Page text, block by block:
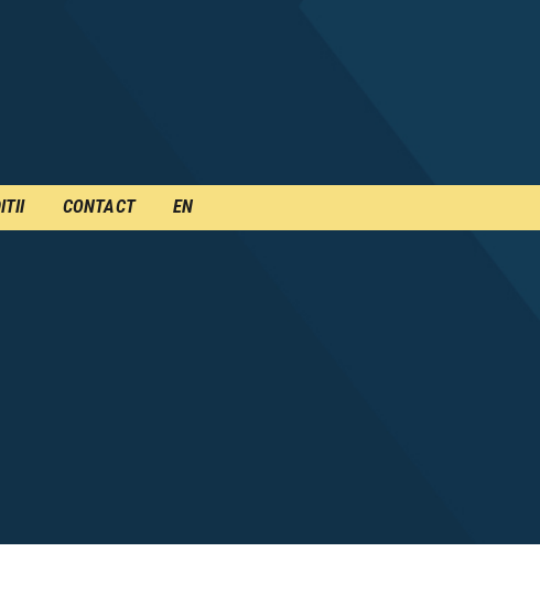
CONTACT EN